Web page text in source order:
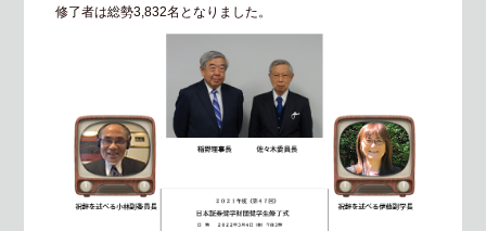
修了者は総勢3,832名となりました。